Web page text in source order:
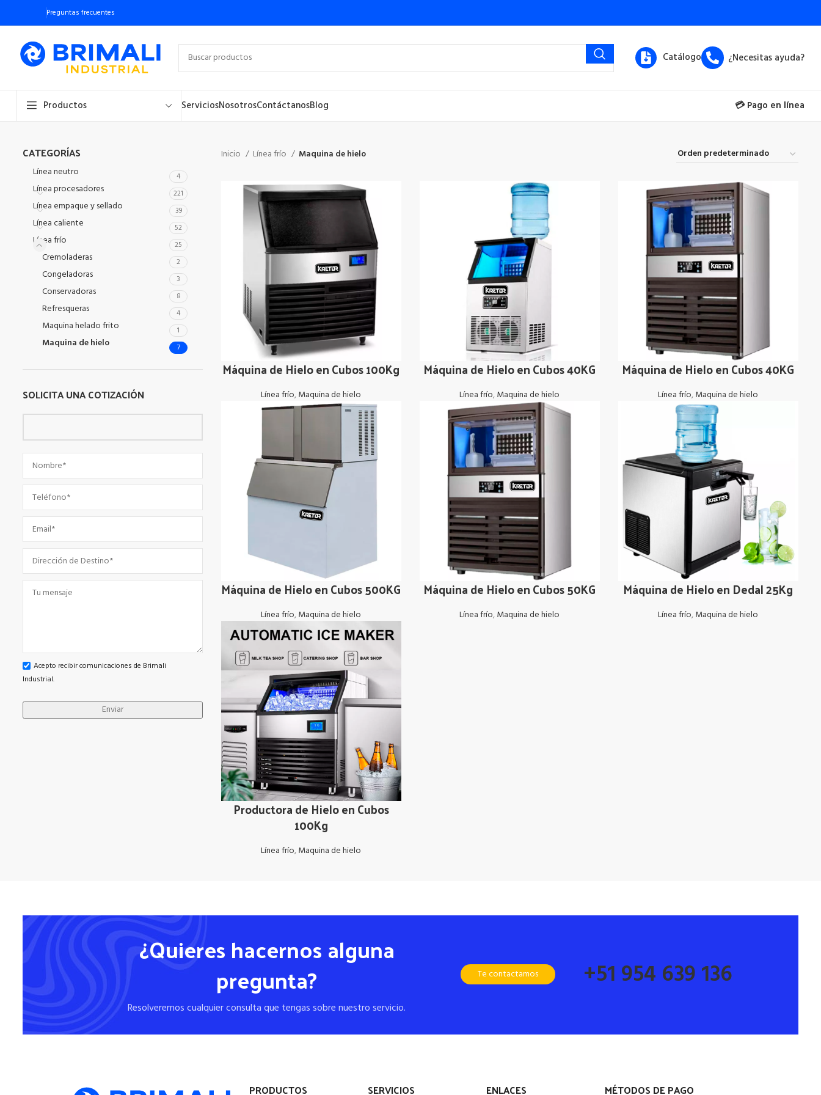
Preguntas frecuentes
Catálogo ¿Necesitas ayuda?
Productos ServiciosNosotrosContáctanosBlog 💳 Pago en línea
CATEGORÍAS
Línea neutro 4
Línea procesadores 221
Línea empaque y sellado 39
Línea caliente 52
Línea frío 25
Cremoladeras 2
Congeladoras 3
Conservadoras 8
Refresqueras 4
Maquina helado frito 1
Maquina de hielo 7
SOLICITA UNA COTIZACIÓN
Acepto recibir comunicaciones de Brimali
Industrial.
Inicio Línea frío Maquina de hielo
LEER MÁS
Máquina de Hielo en Cubos 100Kg
Línea frío,Maquina de hielo
LEER MÁS
Máquina de Hielo en Cubos 40KG
Línea frío,Maquina de hielo
LEER MÁS
Máquina de Hielo en Cubos 40KG
Línea frío,Maquina de hielo
LEER MÁS
Máquina de Hielo en Cubos 500KG
Línea frío,Maquina de hielo
LEER MÁS
Máquina de Hielo en Cubos 50KG
Línea frío,Maquina de hielo
LEER MÁS
Máquina de Hielo en Dedal 25Kg
Línea frío,Maquina de hielo
LEER MÁS
Productora de Hielo en Cubos
100Kg
Línea frío,Maquina de hielo
¿Quieres hacernos alguna
pregunta?
Resolveremos cualquier consulta que tengas sobre nuestro servicio.
Te contactamos +51 954 639 136
PRODUCTOS SERVICIOS ENLACES MÉTODOS DE PAGO